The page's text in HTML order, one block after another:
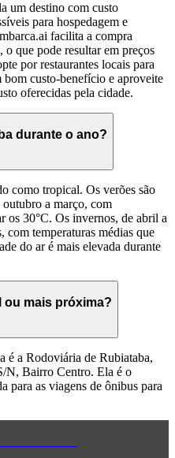
um destino com custo
para hospedagem e
facilita a compra
o que pode resultar em preços
por restaurantes locais para
custo-benefício e aproveite
oferecidas pela cidade.
durante o ano?
como tropical. Os verões são
outubro a março, com
os 30°C. Os invernos, de abril a
com temperaturas médias que
do ar é mais elevada durante
ou mais próxima?
é a Rodoviária de Rubiataba,
N, Bairro Centro. Ela é o
para as viagens de ônibus para